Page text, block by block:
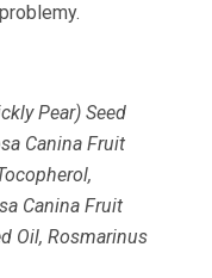
Pear) Seed
Canina Fruit
Canina Fruit
Oil, Rosmarinus